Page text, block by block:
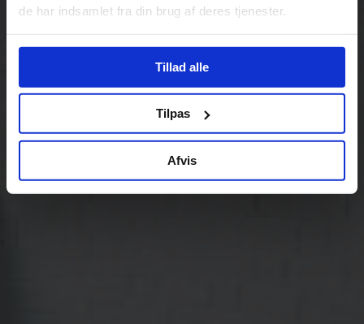
de har indsamlet fra din brug af deres tjenester.
Tillad alle
Tilpas
Afvis